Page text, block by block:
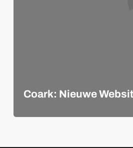
Coark: Nieuwe